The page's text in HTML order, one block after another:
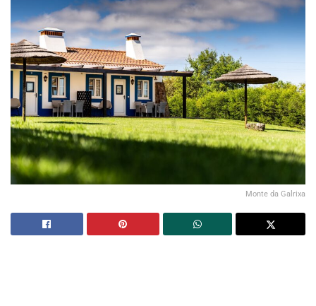
Monte da Galrixa